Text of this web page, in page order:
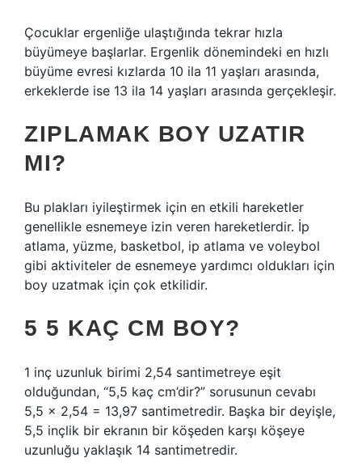
Çocuklar ergenliğe ulaştığında tekrar hızla
büyümeye başlarlar. Ergenlik dönemindeki en hızlı
büyüme evresi kızlarda 10 ila 11 yaşları arasında,
erkeklerde ise 13 ila 14 yaşları arasında gerçekleşir.
ZIPLAMAK BOY UZATIR
MI?
Bu plakları iyileştirmek için en etkili hareketler
genellikle esnemeye izin veren hareketlerdir. İp
atlama, yüzme, basketbol, ​​ip atlama ve voleybol
gibi aktiviteler de esnemeye yardımcı oldukları için
boy uzatmak için çok etkilidir.
5 5 KAÇ CM BOY?
1 inç uzunluk birimi 2,54 santimetreye eşit
olduğundan, “5,5 kaç cm’dir?” sorusunun cevabı
5,5 x 2,54 = 13,97 santimetredir. Başka bir deyişle,
5,5 inçlik bir ekranın bir köşeden karşı köşeye
uzunluğu yaklaşık 14 santimetredir.